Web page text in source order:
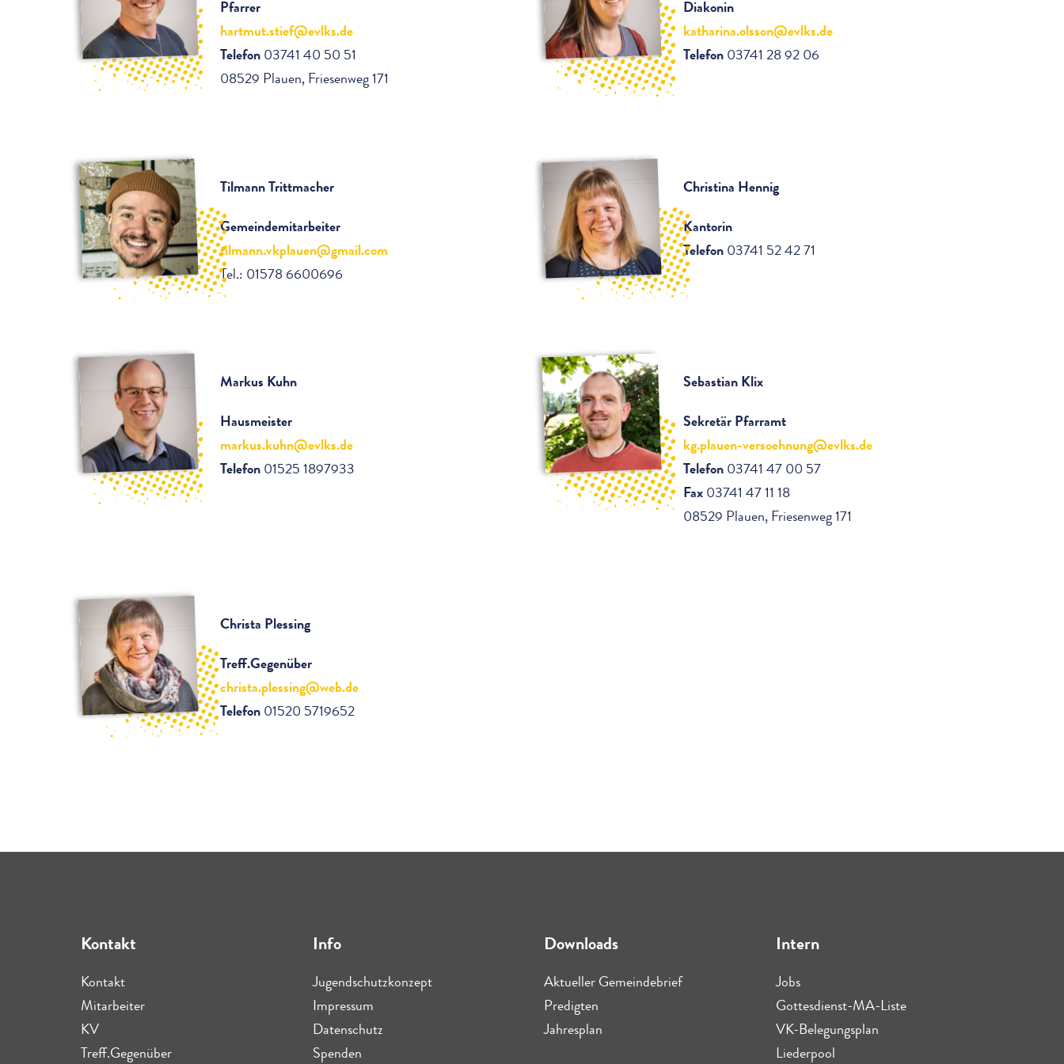
Pfarrer
hartmut.stief@evlks.de
Telefon03741 40 50 51
08529 Plauen, Friesenweg 171
Diakonin
katharina.olsson@evlks.de
Telefon03741 28 92 06
Tilmann Trittmacher
Gemeindemitarbeiter
tilmann.vkplauen@gmail.com
Tel.: 01578 6600696
Christina Hennig
Kantorin
Telefon03741 52 42 71
Markus Kuhn
Hausmeister
markus.kuhn@evlks.de
Telefon01525 1897933
Sebastian Klix
Sekretär Pfarramt
kg.plauen-versoehnung@evlks.de
Telefon03741 47 00 57
Fax03741 47 11 18
08529 Plauen, Friesenweg 171
Christa Plessing
Treff.Gegenüber
christa.plessing@web.de
Telefon01520 5719652
Kontakt
Kontakt
Mitarbeiter
KV
Treff.Gegenüber
Info
Jugendschutzkonzept
Impressum
Datenschutz
Spenden
Downloads
Aktueller Gemeindebrief
Predigten
Jahresplan
Intern
Jobs
Gottesdienst-MA-Liste
VK-Belegungsplan
Liederpool